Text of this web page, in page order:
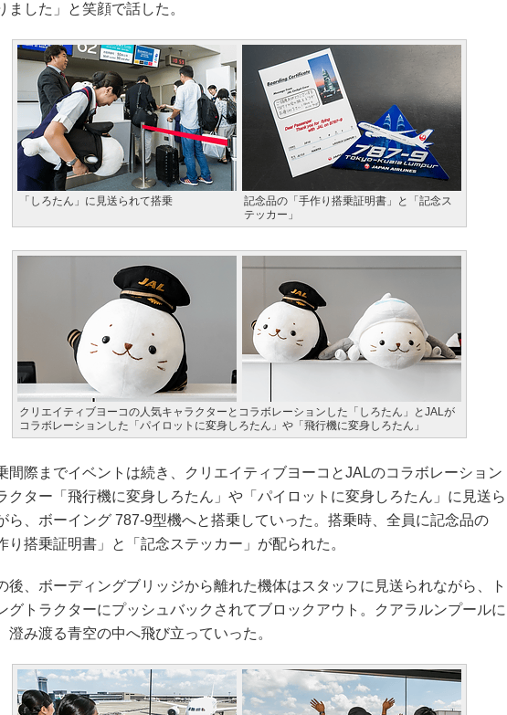
ました」と笑顔で話した。
「しろたん」に見送られて搭乗
記念品の「手作り搭乗証明書」と「記念ス
テッカー」
クリエイティブヨーコの人気キャラクターとコラボレーションした「しろたん」とJALが
コラボレーションした「パイロットに変身しろたん」や「飛行機に変身しろたん」
際までイベントは続き、クリエイティブヨーコとJALのコラボレーション
クター「飛行機に変身しろたん」や「パイロットに変身しろたん」に見送ら
ら、ボーイング 787-9型機へと搭乗していった。搭乗時、全員に記念品の
り搭乗証明書」と「記念ステッカー」が配られた。
、ボーディングブリッジから離れた機体はスタッフに見送られながら、ト
グトラクターにプッシュバックされてブロックアウト。クアラルンプールに
澄み渡る青空の中へ飛び立っていった。